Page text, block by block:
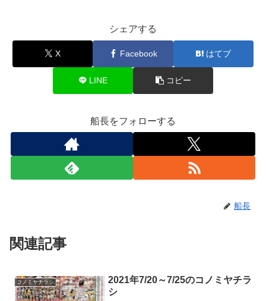
シェアする
X Facebook はてブ
LINE コピー
船長をフォローする
船長
関連記事
コノミヤチラシ
2021年7/20～7/25のコノミヤチラ
シ